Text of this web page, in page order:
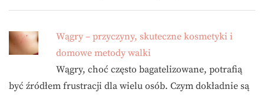
Wągry – przyczyny, skuteczne kosmetyki i
domowe metody walki
Wągry, choć często bagatelizowane, potrafią
być źródłem frustracji dla wielu osób. Czym dokładnie są